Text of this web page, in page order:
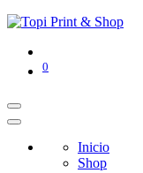
0
Inicio
Shop